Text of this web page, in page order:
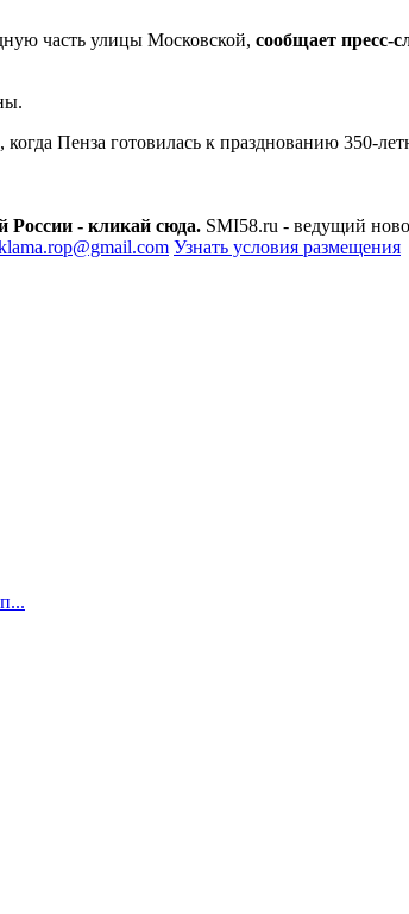
часть улицы Московской, сообщает пресс-
Пенза готовилась к празднованию 350-
России - кликай сюда. SMI58.ru - ведущий
Узнать условия размещения